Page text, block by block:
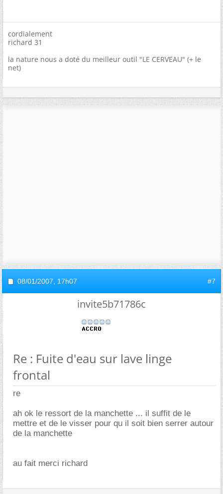
cordialement
richard 31
la nature nous a doté du meilleur outil "LE CERVEAU" (+ le
net)
08/01/2007, 17h07 #7
invite5b71786c
Re : Fuite d'eau sur lave linge
frontal
re
ah ok le ressort de la manchette ... il suffit de le
mettre et de le visser pour qu il soit bien serrer autour
de la manchette
au fait merci richard